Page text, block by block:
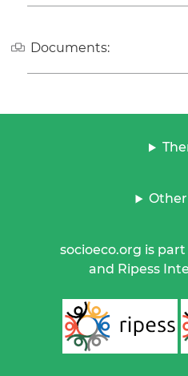
Documents:
socioeco.org is
and Ripess